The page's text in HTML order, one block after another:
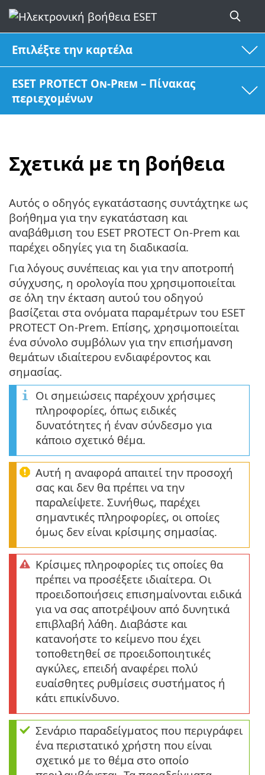
Επιλέξτε την καρτέλα
ESET PROTECT On-Prem – Πίνακας
περιεχομένων
Σχετικά με τη βοήθεια
Αυτός ο οδηγός εγκατάστασης συντάχτηκε ως
βοήθημα για την εγκατάσταση και
αναβάθμιση του ESET PROTECT On-Prem και
παρέχει οδηγίες για τη διαδικασία.
Για λόγους συνέπειας και για την αποτροπή
σύγχυσης, η ορολογία που χρησιμοποιείται
σε όλη την έκταση αυτού του οδηγού
βασίζεται στα ονόματα παραμέτρων του ESET
PROTECT On-Prem. Επίσης, χρησιμοποιείται
ένα σύνολο συμβόλων για την επισήμανση
θεμάτων ιδιαίτερου ενδιαφέροντος και
σημασίας.
Οι σημειώσεις παρέχουν χρήσιμες
πληροφορίες, όπως ειδικές
δυνατότητες ή έναν σύνδεσμο για
κάποιο σχετικό θέμα.
Αυτή η αναφορά απαιτεί την προσοχή
σας και δεν θα πρέπει να την
παραλείψετε. Συνήθως, παρέχει
σημαντικές πληροφορίες, οι οποίες
όμως δεν είναι κρίσιμης σημασίας.
Κρίσιμες πληροφορίες τις οποίες θα
πρέπει να προσέξετε ιδιαίτερα. Οι
προειδοποιήσεις επισημαίνονται ειδικά
για να σας αποτρέψουν από δυνητικά
επιβλαβή λάθη. Διαβάστε και
κατανοήστε το κείμενο που έχει
τοποθετηθεί σε προειδοποιητικές
αγκύλες, επειδή αναφέρει πολύ
ευαίσθητες ρυθμίσεις συστήματος ή
κάτι επικίνδυνο.
Σενάριο παραδείγματος που περιγράφει
ένα περιστατικό χρήστη που είναι
σχετικό με το θέμα στο οποίο